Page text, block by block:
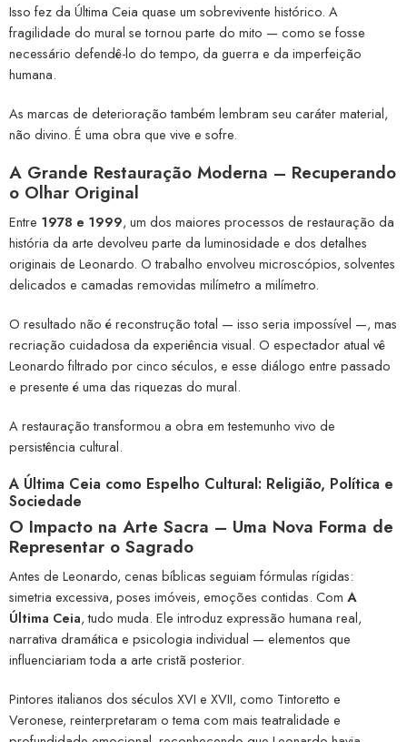
Isso fez da Última Ceia quase um sobrevivente histórico. A
fragilidade do mural se tornou parte do mito — como se fosse
necessário defendê-lo do tempo, da guerra e da imperfeição
humana.
As marcas de deterioração também lembram seu caráter material,
não divino. É uma obra que vive e sofre.
A Grande Restauração Moderna – Recuperando
o Olhar Original
Entre 1978 e 1999, um dos maiores processos de restauração da
história da arte devolveu parte da luminosidade e dos detalhes
originais de Leonardo. O trabalho envolveu microscópios, solventes
delicados e camadas removidas milímetro a milímetro.
O resultado não é reconstrução total — isso seria impossível —, mas
recriação cuidadosa da experiência visual. O espectador atual vê
Leonardo filtrado por cinco séculos, e esse diálogo entre passado
e presente é uma das riquezas do mural.
A restauração transformou a obra em testemunho vivo de
persistência cultural.
A Última Ceia como Espelho Cultural: Religião, Política e
Sociedade
O Impacto na Arte Sacra – Uma Nova Forma de
Representar o Sagrado
Antes de Leonardo, cenas bíblicas seguiam fórmulas rígidas:
simetria excessiva, poses imóveis, emoções contidas. Com A
Última Ceia, tudo muda. Ele introduz expressão humana real,
narrativa dramática e psicologia individual — elementos que
influenciariam toda a arte cristã posterior.
Pintores italianos dos séculos XVI e XVII, como Tintoretto e
Veronese, reinterpretaram o tema com mais teatralidade e